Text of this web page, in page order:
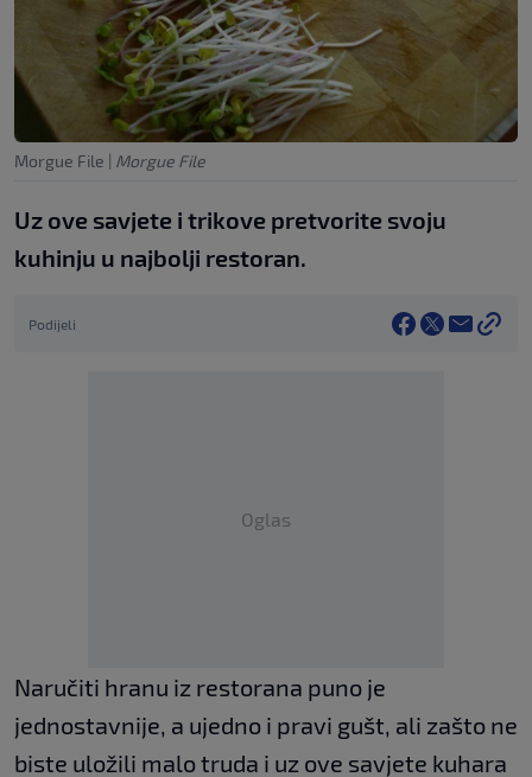
Morgue File | Morgue File
Uz ove savjete i trikove pretvorite svoju
kuhinju u najbolji restoran.
Podijeli
Oglas
Naručiti hranu iz restorana puno je
jednostavnije, a ujedno i pravi gušt, ali zašto ne
biste uložili malo truda i uz ove savjete kuhara